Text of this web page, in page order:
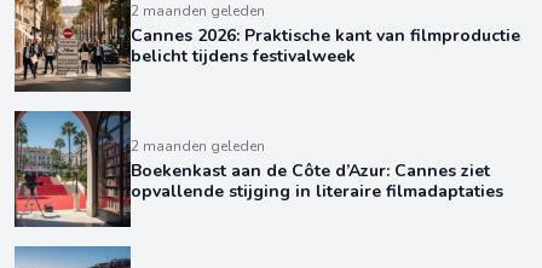
2 maanden geleden
Cannes 2026: Praktische kant van filmproductie
belicht tijdens festivalweek
2 maanden geleden
Boekenkast aan de Côte d’Azur: Cannes ziet
opvallende stijging in literaire filmadaptaties